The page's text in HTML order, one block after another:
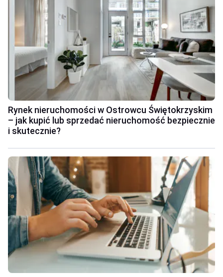
Rynek nieruchomości w Ostrowcu Świętokrzyskim
– jak kupić lub sprzedać nieruchomość bezpiecznie
i skutecznie?